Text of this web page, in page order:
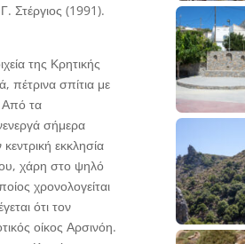
Στέργιος (1991).
της Κρητικής
πέτρινα σπίτια με
Από τα
σήμερα
εκκλησία
χάρη στο ψηλό
χρονολογείται
ότι τον
οίκος Αρσινόη.